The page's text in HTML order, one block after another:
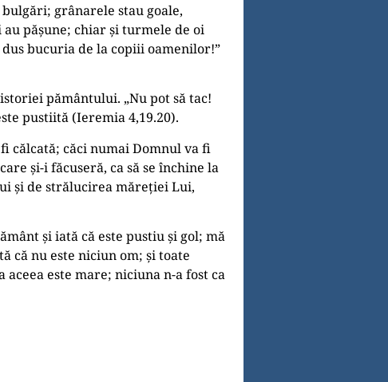
grânarele stau goale,
pășune; chiar și turmele de oi
bucuria de la copiii oamenilor!”
pământului. „Nu pot să tac!
pustiită (Ieremia 4,19.20).
călcată; căci numai Domnul va fi
și-i făcuseră, ca să se închine la
și de strălucirea măreţiei Lui,
și iată că este pustiu și gol; mă
că nu este niciun om; și toate
este mare; niciuna n-a fost ca